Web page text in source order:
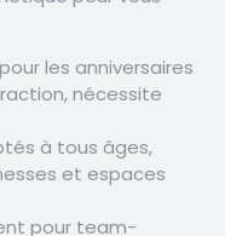
les anniversaires
nécessite
à tous âges,
et espaces
pour team-